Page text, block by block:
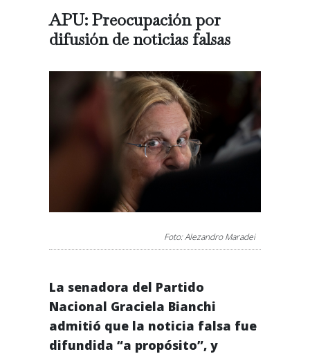
APU: Preocupación por
difusión de noticias falsas
Foto: Alezandro Maradei
La senadora del Partido
Nacional Graciela Bianchi
admitió que la noticia falsa fue
difundida “a propósito”, y